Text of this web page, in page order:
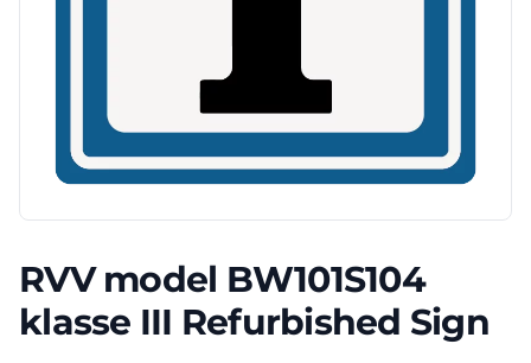
RVV model BW101S104
klasse III Refurbished Sign